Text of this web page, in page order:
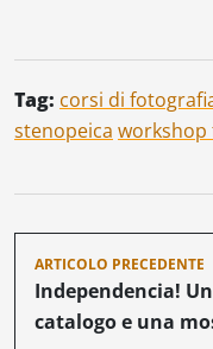
Tag: corsi di
stenopeica workshop
Navigazione
articoli
ARTICOLO PRECEDENTE
Independencia!
catalogo e una